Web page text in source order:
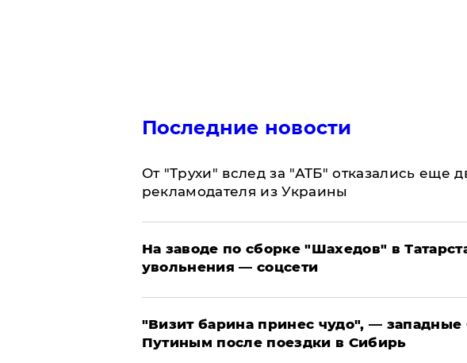
Последние новости
От "Трухи" вслед за "АТБ" отказались еще
рекламодателя из Украины
На заводе по сборке "Шахедов" в
увольнения — соцсети
"Визит барина принес чудо", —
Путиным после поездки в Сибирь